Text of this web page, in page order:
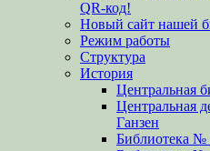
QR-код!
Новый сайт нашей
Режим работы
Структура
История
Центральная
Центральная
Ганзен
Библиотека №